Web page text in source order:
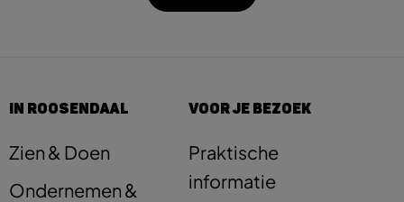
IN ROOSENDAAL
Zien & Doen
Ondernemen &
VOOR JE BEZOEK
Praktische
informatie